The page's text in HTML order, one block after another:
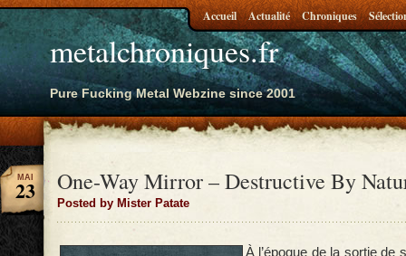
metalchroniques.fr
Pure Fucking Metal Webzine since 2001
Accueil Actualité Chroniques
One-Way Mirror – Destructive By
Posted by Mister Patate
MAI
23
À l’époque de la sortie de